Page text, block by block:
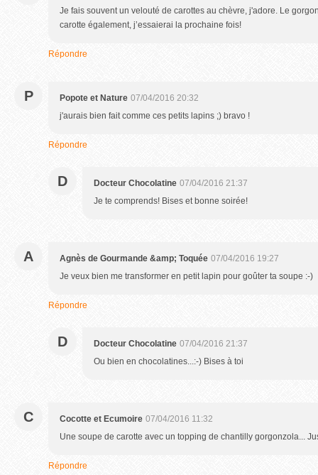
Je fais souvent un velouté de carottes au chèvre, j'adore. Le
carotte également, j’essaierai la prochaine fois!
Répondre
P Popote et Nature 07/04/2016 20:32
j'aurais bien fait comme ces petits lapins ;) bravo !
Répondre
D Docteur Chocolatine 07/04/2016 21:37
Je te comprends! Bises et bonne soirée!
A Agnès de Gourmande &amp; Toquée 07/04/2016 19:27
Je veux bien me transformer en petit lapin pour goûter ta soupe :-)
Répondre
D Docteur Chocolatine 07/04/2016 21:37
Ou bien en chocolatines...:-) Bises à toi
C Cocotte et Ecumoire 07/04/2016 11:32
Une soupe de carotte avec un topping de chantilly gorgonzola...
Répondre